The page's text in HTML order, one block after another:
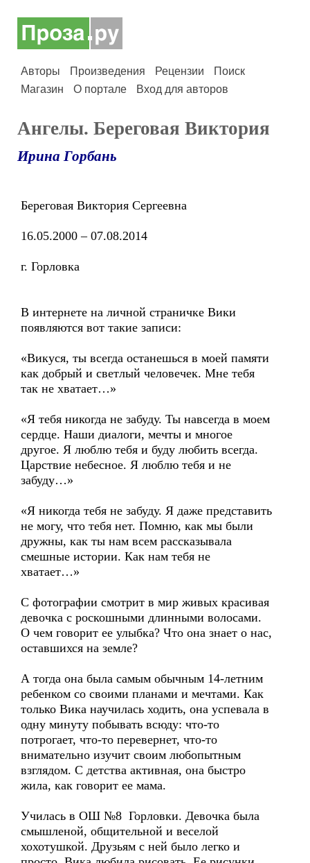
Авторы Произведения Рецензии
Поиск
Магазин
О портале Вход для авторов
Ангелы. Береговая Виктория
Ирина Горбань
Береговая Виктория Сергеевна
16.05.2000 – 07.08.2014
г. Горловка
В интернете на личной страничке Вики
появляются вот такие записи:
«Викуся, ты всегда останешься в моей памяти
как добрый и светлый человечек. Мне тебя
так не хватает…»
«Я тебя никогда не забуду. Ты навсегда в моем
сердце. Наши диалоги, мечты и многое
другое. Я люблю тебя и буду любить всегда.
Царствие небесное. Я люблю тебя и не
забуду…»
«Я никогда тебя не забуду. Я даже представить
не могу, что тебя нет. Помню, как мы были
дружны, как ты нам всем рассказывала
смешные истории. Как нам тебя не
хватает…»
С фотографии смотрит в мир живых красивая
девочка с роскошными длинными волосами.
О чем говорит ее улыбка? Что она знает о нас,
оставшихся на земле?
А тогда она была самым обычным 14-летним
ребенком со своими планами и мечтами. Как
только Вика научилась ходить, она успевала в
одну минуту побывать всюду: что-то
потрогает, что-то перевернет, что-то
внимательно изучит своим любопытным
взглядом. С детства активная, она быстро
жила, как говорит ее мама.
Училась в ОШ №8 Горловки. Девочка была
смышленой, общительной и веселой
хохотушкой. Друзьям с ней было легко и